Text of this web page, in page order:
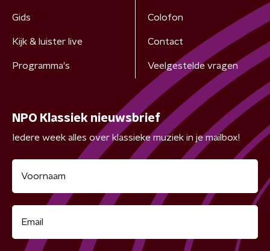
Gids
Kijk & luister live
Programma's
Colofon
Contact
Veelgestelde vragen
NPO Klassiek nieuwsbrief
Iedere week alles over klassieke muziek in je mailbox!